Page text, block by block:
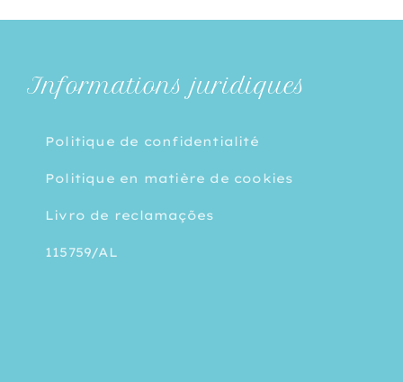
Informations juridiques
Politique de confidentialité
Politique en matière de cookies
Livro de reclamações
115759/AL